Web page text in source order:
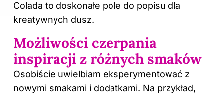
Colada to doskonałe pole do popisu dla
kreatywnych dusz.
Możliwości czerpania
inspiracji z różnych smaków
Osobiście uwielbiam eksperymentować z
nowymi smakami i dodatkami. Na przykład,